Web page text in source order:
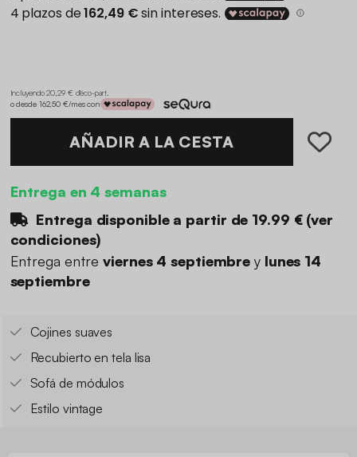
Incluyendo 20,29 € d'éco-part.
o desde 162,50 €/mes con
AÑADIR A LA CESTA
Entrega en 4 semanas
Entrega disponible a partir de 19.99 €(ver
condiciones)
Entrega entreviernes 4 septiembrey lunes 14
septiembre
Cojines suaves
Recubierto en tela lisa
Sofá de módulos
Estilo vintage